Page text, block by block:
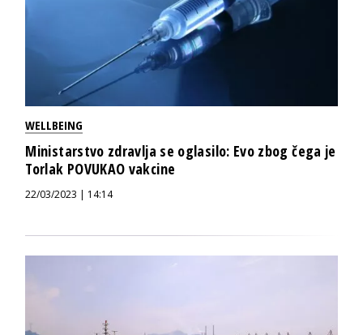
WELLBEING
Ministarstvo zdravlja se oglasilo: Evo zbog čega je
Torlak POVUKAO vakcine
22/03/2023 | 14:14